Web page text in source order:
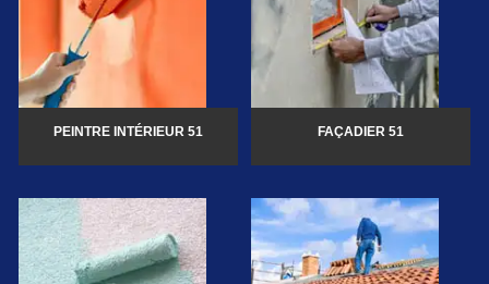
PEINTRE INTÉRIEUR 51 FAÇADIER 51